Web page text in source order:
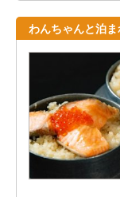
わんちゃんと泊